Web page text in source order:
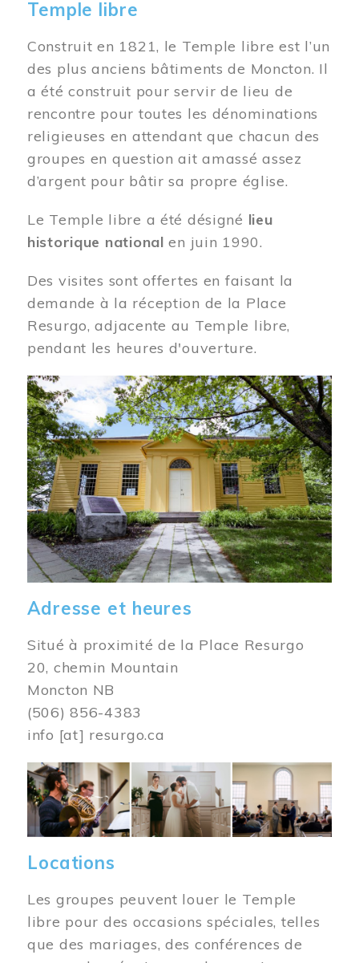
Temple libre
Construit en 1821, le Temple libre est l’un
des plus anciens bâtiments de Moncton. Il
a été construit pour servir de lieu de
rencontre pour toutes les dénominations
religieuses en attendant que chacun des
groupes en question ait amassé assez
d’argent pour bâtir sa propre église.
Le Temple libre a été désigné lieu
historique national en juin 1990.
Des visites sont offertes en faisant la
demande à la réception de la Place
Resurgo, adjacente au Temple libre,
pendant les heures d'ouverture.
Image
Adresse et heures
Situé à proximité de la Place Resurgo
20, chemin Mountain
Moncton NB
(506) 856-4383
info [at] resurgo.ca
Image
Locations
Les groupes peuvent louer le Temple
libre pour des occasions spéciales, telles
que des mariages, des conférences de